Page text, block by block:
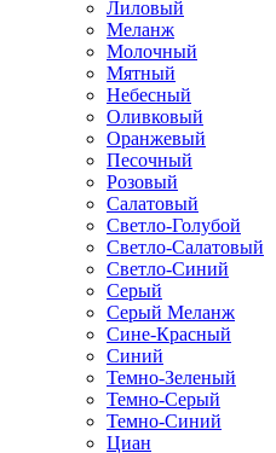
Лиловый
Меланж
Молочный
Мятный
Небесный
Оливковый
Оранжевый
Песочный
Розовый
Салатовый
Светло-Голубой
Светло-Салатовый
Светло-Синий
Серый
Серый Меланж
Сине-Красный
Синий
Темно-Зеленый
Темно-Серый
Темно-Синий
Циан